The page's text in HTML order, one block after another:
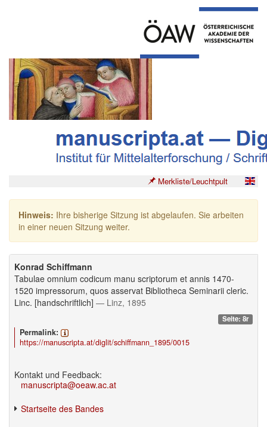
Merkliste/Leuchtpult
Hinweis: Ihre bisherige Sitzung ist abgelaufen. Sie arbeiten
in einer neuen Sitzung weiter.
Konrad Schiffmann
Tabulae omnium codicum manu scriptorum et annis 1470-
1520 impressorum, quos asservat Bibliotheca Seminarii cleric.
Linc. [handschriftlich] — Linz, 1895
Seite: 8r
Permalink:
https://manuscripta.at/diglit/schiffmann_1895/0015
Kontakt und Feedback:
manuscripta@oeaw.ac.at
Startseite des Bandes